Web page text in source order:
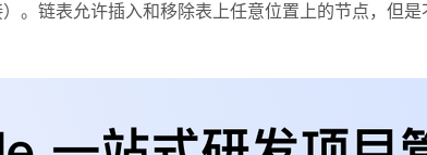
。链表允许插入和移除表上任意位置上的节点，但